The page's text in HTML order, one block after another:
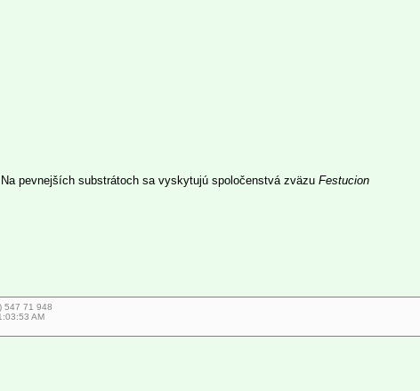
pevnejších substrátoch sa vyskytujú spoločenstvá zväzu Festucion
547 71 948
AM